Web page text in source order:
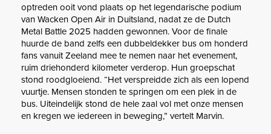
optreden ooit vond plaats op het legendarische podium
van Wacken Open Air in Duitsland, nadat ze de Dutch
Metal Battle 2025 hadden gewonnen. Voor de finale
huurde de band zelfs een dubbeldekker bus om honderd
fans vanuit Zeeland mee te nemen naar het evenement,
ruim driehonderd kilometer verderop. Hun groepschat
stond roodgloeiend. “Het verspreidde zich als een lopend
vuurtje. Mensen stonden te springen om een plek in de
bus. Uiteindelijk stond de hele zaal vol met onze mensen
en kregen we iedereen in beweging,” vertelt Marvin.